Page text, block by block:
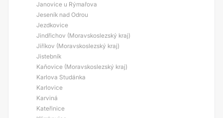
Janovice u Rýmařova
Jeseník nad Odrou
Jezdkovice
Jindřichov (Moravskoslezský kraj)
Jiříkov (Moravskoslezský kraj)
Jistebník
Kaňovice (Moravskoslezský kraj)
Karlova Studánka
Karlovice
Karviná
Kateřinice